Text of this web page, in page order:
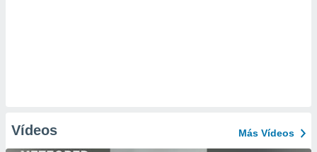
Vídeos Más Vídeos